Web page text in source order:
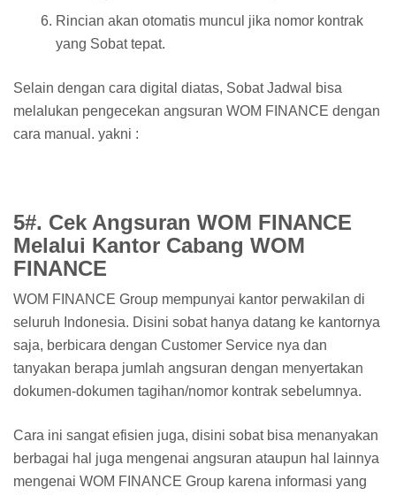
Rincian akan otomatis muncul jika nomor kontrak
yang Sobat tepat.
Selain dengan cara digital diatas, Sobat Jadwal bisa
melalukan pengecekan angsuran WOM FINANCE dengan
cara manual. yakni :
5#. Cek Angsuran WOM FINANCE
Melalui Kantor Cabang WOM
FINANCE
WOM FINANCE Group mempunyai kantor perwakilan di
seluruh Indonesia. Disini sobat hanya datang ke kantornya
saja, berbicara dengan Customer Service nya dan
tanyakan berapa jumlah angsuran dengan menyertakan
dokumen-dokumen tagihan/nomor kontrak sebelumnya.
Cara ini sangat efisien juga, disini sobat bisa menanyakan
berbagai hal juga mengenai angsuran ataupun hal lainnya
mengenai WOM FINANCE Group karena informasi yang